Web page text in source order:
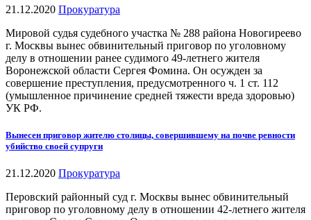
21.12.2020 Прокуратура
Мировой судья судебного участка № 288 района Новогиреево
г. Москвы вынес обвинительный приговор по уголовному
делу в отношении ранее судимого 49-летнего жителя
Воронежской области Сергея Фомина. Он осужден за
совершение преступления, предусмотренного ч. 1 ст. 112
(умышленное причинение средней тяжести вреда здоровью)
УК РФ.
Вынесен приговор жителю столицы, совершившему на почве ревности
убийство своей супруги
21.12.2020 Прокуратура
Перовский районный суд г. Москвы вынес обвинительный
приговор по уголовному делу в отношении 42-летнего жителя